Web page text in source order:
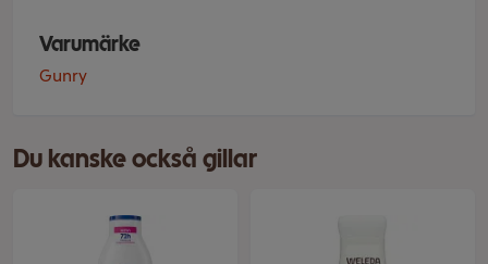
Varumärke
Gunry
Du kanske också gillar